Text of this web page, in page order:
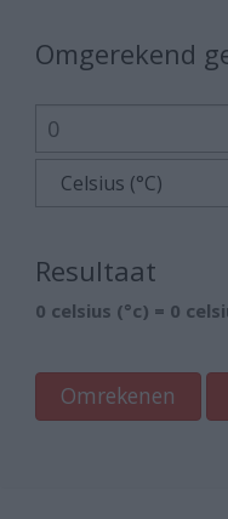
Omgerekend
Celsius (°C)
Resultaat
0 celsius (°c) = 0
Omrekenen